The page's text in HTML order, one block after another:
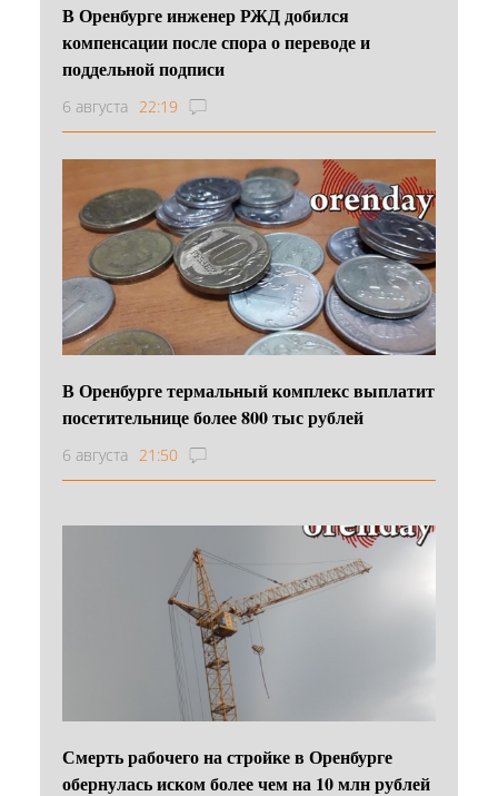
В Оренбурге инженер РЖД добился
компенсации после спора о переводе и
поддельной подписи
6 августа 22:19
В Оренбурге термальный комплекс выплатит
посетительнице более 800 тыс рублей
6 августа 21:50
Смерть рабочего на стройке в Оренбурге
обернулась иском более чем на 10 млн рублей